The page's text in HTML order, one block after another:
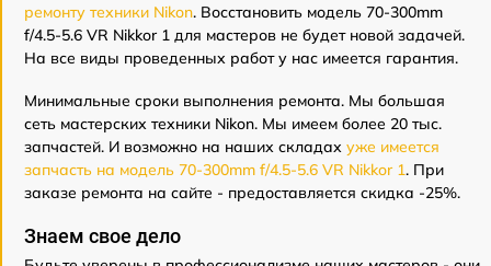
ремонту техники Nikon. Восстановить модель 70-300mm
f/4.5-5.6 VR Nikkor 1 для мастеров не будет новой задачей.
На все виды проведенных работ у нас имеется гарантия.
Минимальные сроки выполнения ремонта. Мы большая
сеть мастерских техники Nikon. Мы имеем более 20 тыс.
запчастей. И возможно на наших складах уже имеется
запчасть на модель 70-300mm f/4.5-5.6 VR Nikkor 1. При
заказе ремонта на сайте - предоставляется скидка -25%.
Знаем свое дело